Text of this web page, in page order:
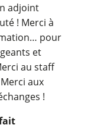
adjoint
! Merci à
pour
et
au staff
aux
!